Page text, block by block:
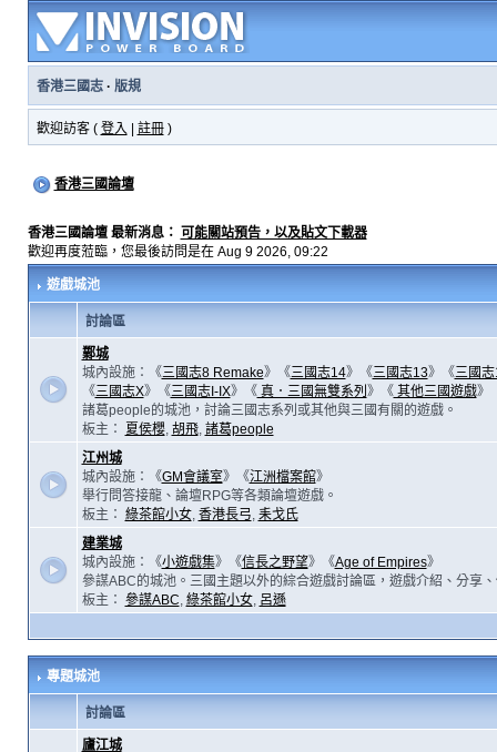
香港三國志· 版規
歡迎訪客 ( 登入 註冊)
香港三國論壇
香港三國論壇 最新消息： 可能關站預告，以及貼文下載器
歡迎再度蒞臨，您最後訪問是在 Aug 9 2026, 09:22
遊戲城池
討論區
鄴城
城內設施：《三國志8 Remake》《三國志14》《三國志13》《三國
《三國志X》《三國志I-IX》《真．三國無雙系列 》《其他三國遊戲》
諸葛people的城池，討論三國志系列或其他與三國有關的遊戲。
板主：
夏侯櫻, 胡飛, 諸葛people
江州城
城內設施：《GM會議室》《江洲檔案館》
舉行問答接龍、論壇RPG等各類論壇遊戲。
板主： 綠茶館小女, 香港長弓, 耒戈氏
建業城
城內設施：《小遊戲集》《信長之野望》《Age of Empires》
參謀ABC的城池。三國主題以外的綜合遊戲討論區，遊戲介紹、分享
板主： 參謀ABC, 綠茶館小女, 呂遜
專題城池
討論區
廬江城